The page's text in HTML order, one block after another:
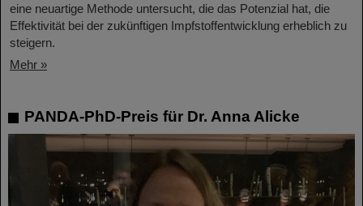
eine neuartige Methode untersucht, die das Potenzial hat, die
Effektivität bei der zukünftigen Impfstoffentwicklung erheblich zu
steigern.
Mehr »
PANDA-PhD-Preis für Dr. Anna Alicke